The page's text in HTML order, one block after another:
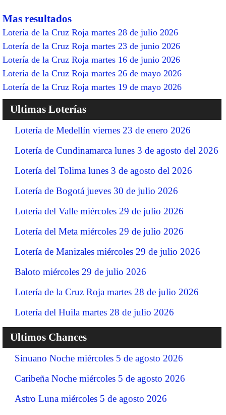
Mas resultados
Lotería de la Cruz Roja martes 28 de julio 2026
Lotería de la Cruz Roja martes 23 de junio 2026
Lotería de la Cruz Roja martes 16 de junio 2026
Lotería de la Cruz Roja martes 26 de mayo 2026
Lotería de la Cruz Roja martes 19 de mayo 2026
Ultimas Loterías
Lotería de Medellín viernes 23 de enero 2026
Lotería de Cundinamarca lunes 3 de agosto del 2026
Lotería del Tolima lunes 3 de agosto del 2026
Lotería de Bogotá jueves 30 de julio 2026
Lotería del Valle miércoles 29 de julio 2026
Lotería del Meta miércoles 29 de julio 2026
Lotería de Manizales miércoles 29 de julio 2026
Baloto miércoles 29 de julio 2026
Lotería de la Cruz Roja martes 28 de julio 2026
Lotería del Huila martes 28 de julio 2026
Ultimos Chances
Sinuano Noche miércoles 5 de agosto 2026
Caribeña Noche miércoles 5 de agosto 2026
Astro Luna miércoles 5 de agosto 2026